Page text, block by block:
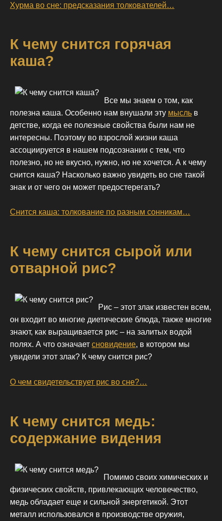
Хурма во сне: предсказания толкователей…
К чему снится горячая
каша?
Все мы знаем о том, как
полезна каша. Особенно нам внушали эту мысль в
детстве, когда ее полезные свойства были нам не
интересны. Поэтому во взрослой жизни каша
ассоциируется в нашем подсознании с тем, что
полезно, но не вкусно, нужно, но не хочется. А к чему
снится каша? Насколько важно увидеть во сне такой
знак и от чего он может предостерегать?
Снится каша: толкование по разным сонникам…
К чему снится сырой или
отварной рис?
Рис – этот злак известен всем,
он входит во многие диетические блюда, также многие
знают, как выращивается рис – на залитых водой
полях. А что означает сновидение, в котором мы
увидели этот злак? К чему снится рис?
О чем свидетельствует рис во сне?…
К чему снится медь:
содержание видения
Помимо своих химических и
физических свойств, привлекающих человечество,
медь обладает еще и сильной энергетикой. Этот
металл использовался в производстве оружия,